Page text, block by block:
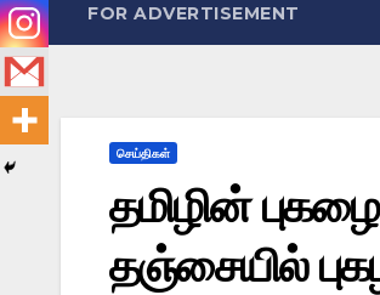
FOR ADVERTISEMENT
செய்திகள்
தமிழின்
தஞ்சையில்